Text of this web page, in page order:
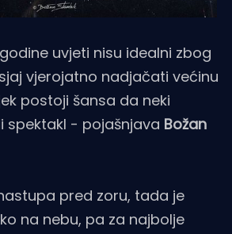
uvjeti nisu idealni zbog
vjerojatno nadjačati većinu
postoji šansa da neki
spektakl - pojašnjava Božan
pred zoru, tada je
na nebu, pa za najbolje